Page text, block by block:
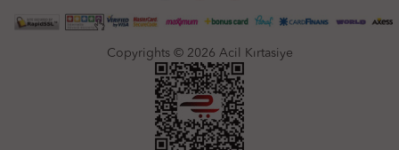
Copyrights © 2026 Acil Kırtasiye